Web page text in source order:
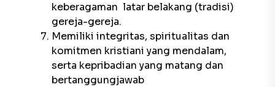
keberagaman latar belakang (tradisi)
gereja-gereja.
Memiliki integritas, spiritualitas dan
komitmen kristiani yang mendalam,
serta kepribadian yang matang dan
bertanggungjawab